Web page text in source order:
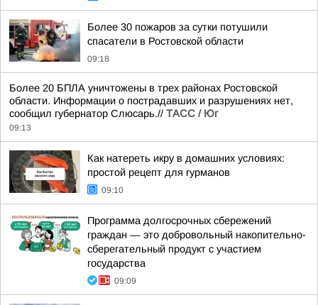
Более 30 пожаров за сутки потушили
спасатели в Ростовской области
09:18
Более 20 БПЛА уничтожены в трех районах Ростовской
области. Информации о пострадавших и разрушениях нет,
сообщил губернатор Слюсарь.// ТАСС / Юг
09:13
Как натереть икру в домашних условиях:
простой рецепт для гурманов
09:10
Программа долгосрочных сбережений
граждан — это добровольный накопительно-
сберегательный продукт с участием
государства
09:09